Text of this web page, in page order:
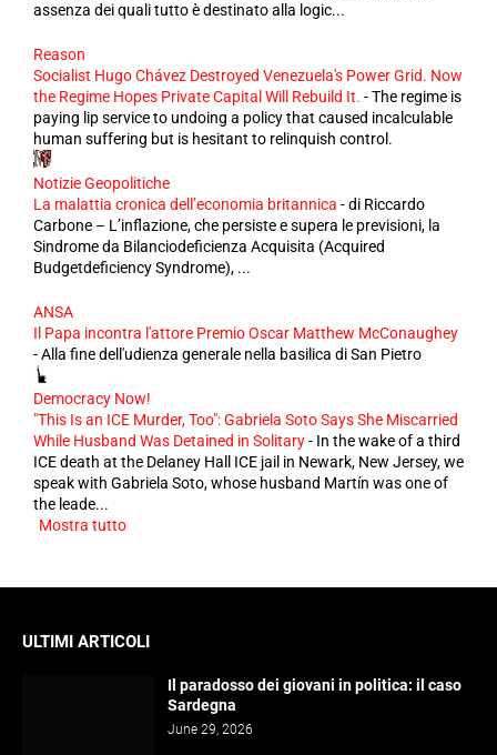
assenza dei quali tutto è destinato alla logic...
Reason
Socialist Hugo Chávez Destroyed Venezuela's Power Grid. Now
the Regime Hopes Private Capital Will Rebuild It. -The regime is
paying lip service to undoing a policy that caused incalculable
human suffering but is hesitant to relinquish control.
Notizie Geopolitiche
La malattia cronica dell’economia britannica -di Riccardo
Carbone – L’inflazione, che persiste e supera le previsioni, la
Sindrome da Bilanciodeficienza Acquisita (Acquired
Budgetdeficiency Syndrome), ...
ANSA
Il Papa incontra l'attore Premio Oscar Matthew McConaughey
-Alla fine dell'udienza generale nella basilica di San Pietro
Democracy Now!
"This Is an ICE Murder, Too": Gabriela Soto Says She Miscarried
While Husband Was Detained in Solitary- In the wake of a third
ICE death at the Delaney Hall ICE jail in Newark, New Jersey, we
speak with Gabriela Soto, whose husband Martín was one of
the leade...
Mostra tutto
ULTIMI ARTICOLI
Il paradosso dei giovani in politica: il caso
Sardegna
June 29, 2026